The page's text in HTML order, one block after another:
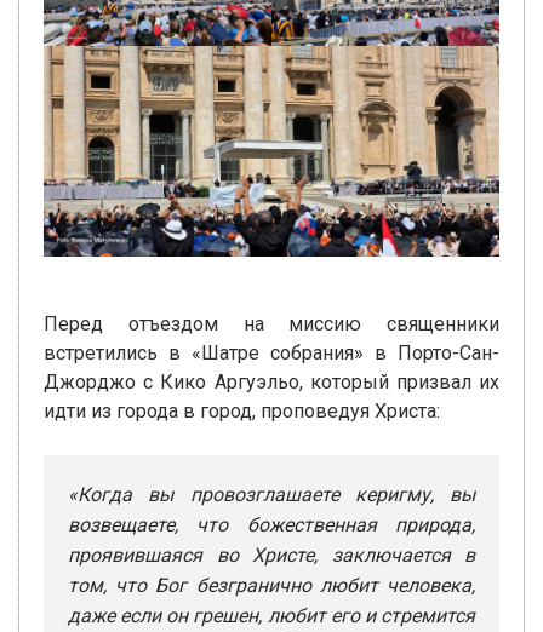
Перед отъездом на миссию священники
встретились в «Шатре собрания» в Порто-Сан-
Джорджо с Кико Аргуэльо, который призвал их
идти из города в город, проповедуя Христа:
«Когда вы провозглашаете керигму, вы
возвещаете, что божественная природа,
проявившаяся во Христе, заключается в
том, что Бог безгранично любит человека,
даже если он грешен, любит его и стремится